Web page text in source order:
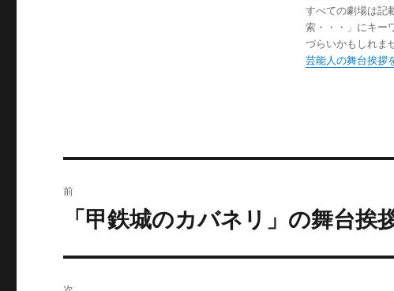
すべての劇場は記
索・・・」にキー
づらいかもしれま
芸能人の舞台挨拶
稿
前
の
投
「甲鉄城のカバネリ」の舞台挨